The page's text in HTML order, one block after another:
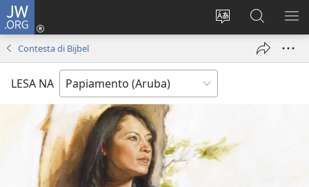
JW.ORG
Cambia
Log
window)
Busca
Riba
JW.ORG
Contesta di Bijbel
LESA NA